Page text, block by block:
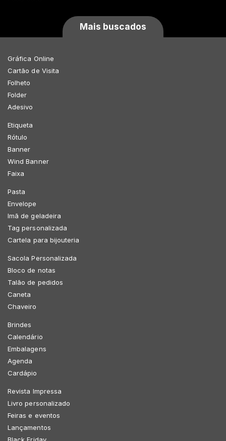
Mais buscados
Gráfica Online
Cartão de Visita
Folheto
Folder
Adesivo
Etiqueta
Rótulo
Banner
Wind Banner
Faixa
Pasta
Envelope
Imã de geladeira
Tag personalizada
Cartela para bijouteria
Sacola Personalizada
Bloco de notas
Talão de pedidos
Caneta
Chaveiro
Brindes
Calendário
Embalagens
Agenda
Cardápio
Revista Impressa
Livro personalizado
Feiras e eventos
Lançamentos
Black Friday